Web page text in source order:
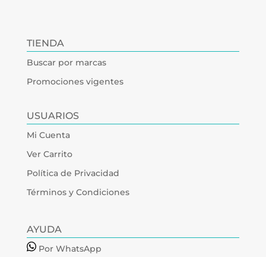
TIENDA
Buscar por marcas
Promociones vigentes
USUARIOS
Mi Cuenta
Ver Carrito
Política de Privacidad
Términos y Condiciones
AYUDA
Por WhatsApp